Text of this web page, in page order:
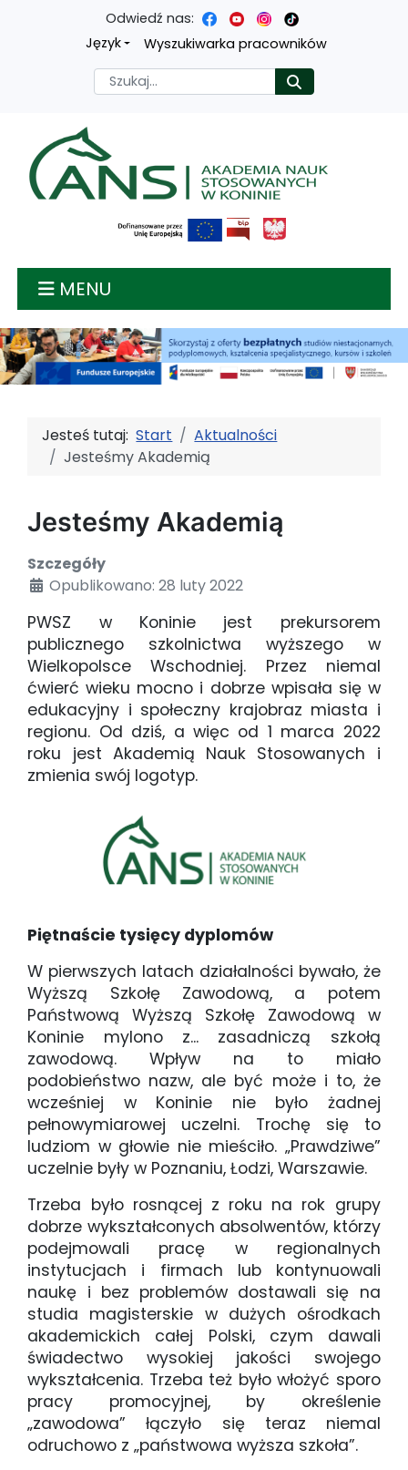
Przejdź
treści
głównej
Przejdź
menu
nawigacyjnego
Przejdź
wyszukiwarki
Przejdź
mapy
strony
Odwiedź nas:
Język
Wyszukiwarka pracowników
Szukaj
Akademia nauk
MENU
Jesteś tutaj:Start
Aktualności
Jesteśmy Akademią
Jesteśmy Akademią
Szczegóły
Opublikowano: 28 luty 2022
PWSZ w Koninie jest prekursorem
publicznego szkolnictwa wyższego w
Wielkopolsce Wschodniej. Przez niemal
ćwierć wieku mocno i dobrze wpisała się w
edukacyjny i społeczny krajobraz miasta i
regionu. Od dziś, a więc od 1 marca 2022
roku jest Akademią Nauk Stosowanych i
zmienia swój logotyp.
Piętnaście tysięcy dyplomów
W pierwszych latach działalności bywało, że
Wyższą Szkołę Zawodową, a potem
Państwową Wyższą Szkołę Zawodową w
Koninie mylono z... zasadniczą szkołą
zawodową. Wpływ na to miało
podobieństwo nazw, ale być może i to, że
wcześniej w Koninie nie było żadnej
pełnowymiarowej uczelni. Trochę się to
ludziom w głowie nie mieściło. „Prawdziwe”
uczelnie były w Poznaniu, Łodzi, Warszawie.
Trzeba było rosnącej z roku na rok grupy
dobrze wykształconych absolwentów, którzy
podejmowali pracę w regionalnych
instytucjach i firmach lub kontynuowali
naukę i bez problemów dostawali się na
studia magisterskie w dużych ośrodkach
akademickich całej Polski, czym dawali
świadectwo wysokiej jakości swojego
wykształcenia. Trzeba też było włożyć sporo
pracy promocyjnej, by określenie
„zawodowa” łączyło się teraz niemal
odruchowo z „państwowa wyższa szkoła”.